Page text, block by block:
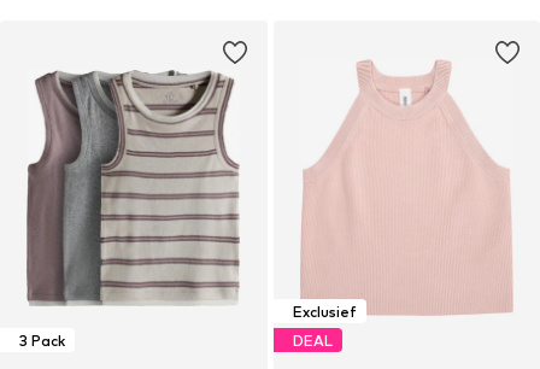
3 Pack
Exclusief
DEAL